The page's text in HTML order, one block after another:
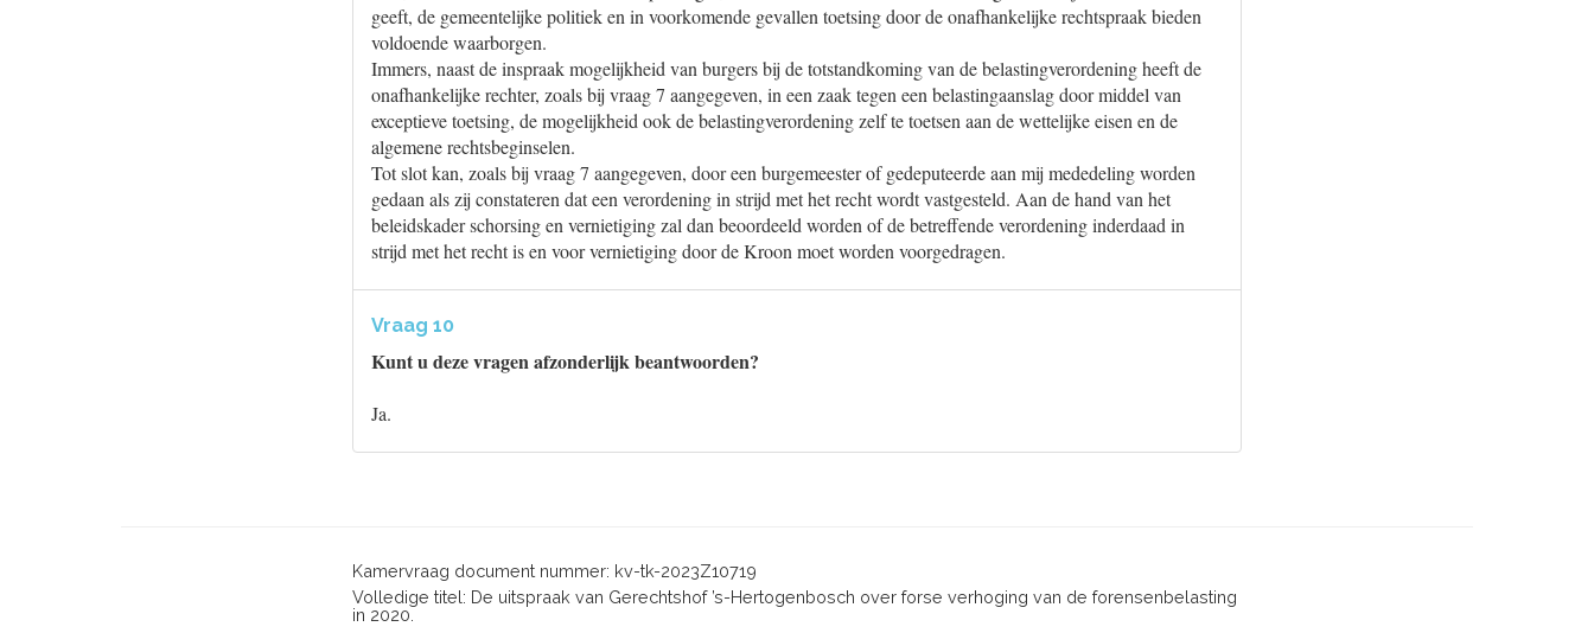
geeft, de gemeentelijke politiek en in voorkomende gevallen toetsing door de onafhankelijke rechtspraak bieden
voldoende waarborgen.
Immers, naast de inspraak mogelijkheid van burgers bij de totstandkoming van de belastingverordening heeft de
onafhankelijke rechter, zoals bij vraag 7 aangegeven, in een zaak tegen een belastingaanslag door middel van
exceptieve toetsing, de mogelijkheid ook de belastingverordening zelf te toetsen aan de wettelijke eisen en de
algemene rechtsbeginselen.
Tot slot kan, zoals bij vraag 7 aangegeven, door een burgemeester of gedeputeerde aan mij mededeling worden
gedaan als zij constateren dat een verordening in strijd met het recht wordt vastgesteld. Aan de hand van het
beleidskader schorsing en vernietiging zal dan beoordeeld worden of de betreffende verordening inderdaad in
strijd met het recht is en voor vernietiging door de Kroon moet worden voorgedragen.
Vraag 10
Kunt u deze vragen afzonderlijk beantwoorden?
Ja.
Kamervraag document nummer: kv-tk-2023Z10719
Volledige titel: De uitspraak van Gerechtshof ’s-Hertogenbosch over forse verhoging van de forensenbelasting
in 2020.